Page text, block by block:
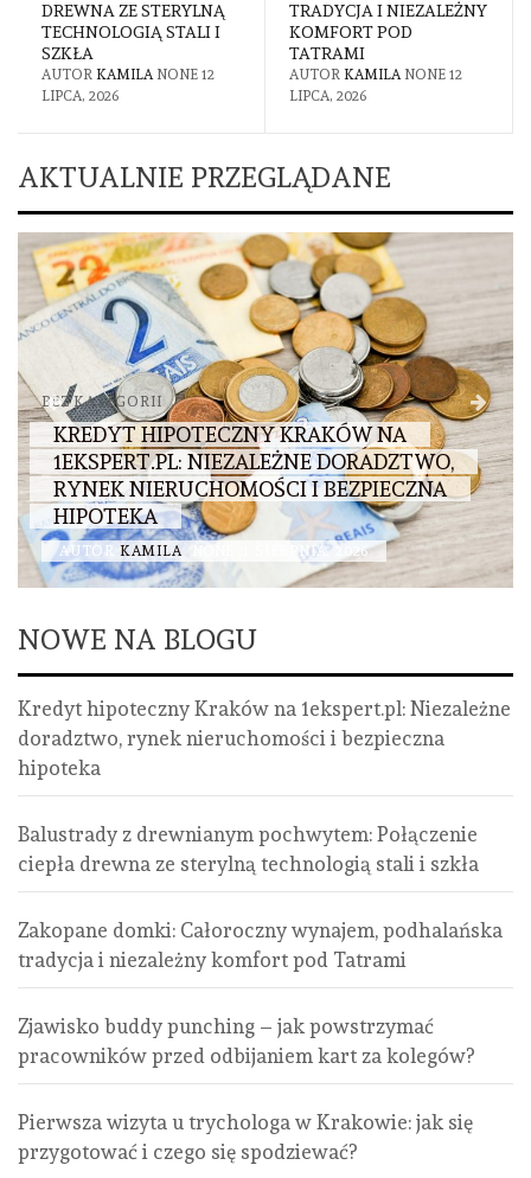
DREWNA ZE STERYLNĄ
TECHNOLOGIĄ STALI I
SZKŁA
AUTOR KAMILA NONE 12
LIPCA, 2026
TRADYCJA I NIEZALEŻNY
KOMFORT POD
TATRAMI
AUTOR KAMILA NONE 12
LIPCA, 2026
AKTUALNIE PRZEGLĄDANE
BEZ KATEGORII
KREDYT HIPOTECZNY KRAKÓW NA
1EKSPERT.PL: NIEZALEŻNE DORADZTWO,
RYNEK NIERUCHOMOŚCI I BEZPIECZNA
HIPOTEKA
AUTOR KAMILA 1 SIERPNIA, 2026
NOWE NA BLOGU
Kredyt hipoteczny Kraków na 1ekspert.pl: Niezależne
doradztwo, rynek nieruchomości i bezpieczna
hipoteka
Balustrady z drewnianym pochwytem: Połączenie
ciepła drewna ze sterylną technologią stali i szkła
Zakopane domki: Całoroczny wynajem, podhalańska
tradycja i niezależny komfort pod Tatrami
Zjawisko buddy punching – jak powstrzymać
pracowników przed odbijaniem kart za kolegów?
Pierwsza wizyta u trychologa w Krakowie: jak się
przygotować i czego się spodziewać?